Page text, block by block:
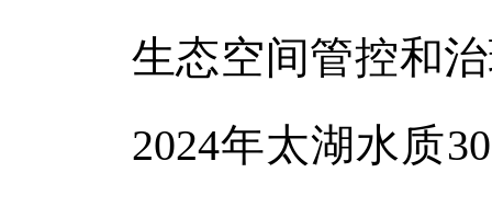
生态空间管控和
2024年太湖水质